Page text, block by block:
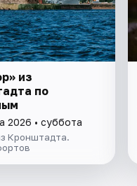
из
по
2026 • суббота
Кронштадта.